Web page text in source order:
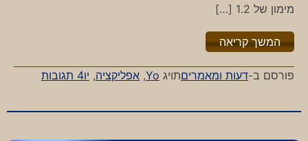
מימון של 1.2 […]
המשך קריאה"%s"
פורסם ב-דעות ומאמריםתויג Yo
, אפליקציה, יו4 תגובות
על